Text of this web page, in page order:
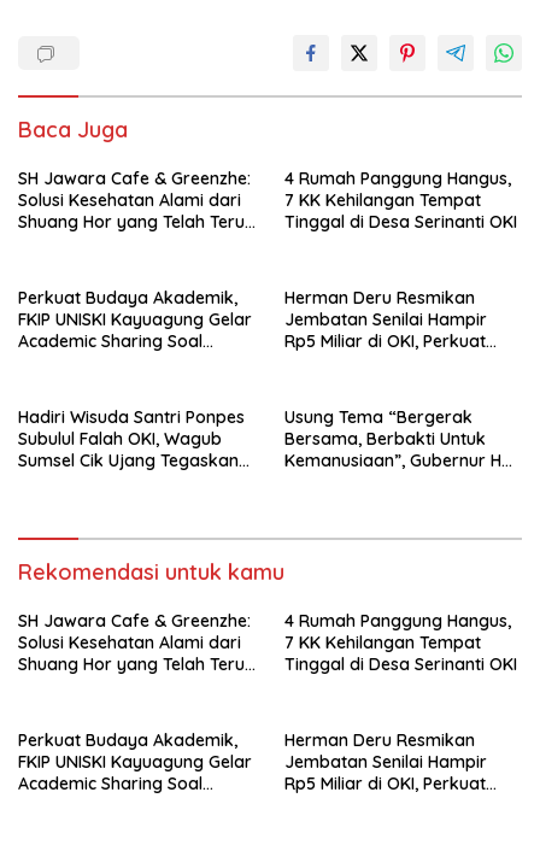
Baca Juga
SH Jawara Cafe & Greenzhe:
Solusi Kesehatan Alami dari
Shuang Hor yang Telah Teruji
4 Rumah Panggung Hangus,
7 KK Kehilangan Tempat
Tinggal di Desa Serinanti OKI
Perkuat Budaya Akademik,
FKIP UNISKI Kayuagung Gelar
Academic Sharing Soal
Herman Deru Resmikan
Jembatan Senilai Hampir
Rp5 Miliar di OKI, Perkuat
Hadiri Wisuda Santri Ponpes
Subulul Falah OKI, Wagub
Sumsel Cik Ujang Tegaskan
Usung Tema “Bergerak
Bersama, Berbakti Untuk
Kemanusiaan”, Gubernur HD
Rekomendasi untuk kamu
SH Jawara Cafe & Greenzhe:
Solusi Kesehatan Alami dari
Shuang Hor yang Telah Teruji
4 Rumah Panggung Hangus,
7 KK Kehilangan Tempat
Tinggal di Desa Serinanti OKI
Perkuat Budaya Akademik,
FKIP UNISKI Kayuagung Gelar
Academic Sharing Soal
Herman Deru Resmikan
Jembatan Senilai Hampir
Rp5 Miliar di OKI, Perkuat